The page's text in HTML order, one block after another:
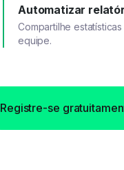
Automatizar
Compartilhe
equipe.
Registre-se